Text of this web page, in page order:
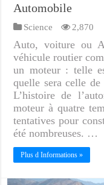
Automobile
Science 2,870
Auto, voiture ou
véhicule routier
un moteur : telle
quelle sera celle
L’histoire de
moteur à quatre
tentatives pour
été nombreuses. …
Plus d Informations »